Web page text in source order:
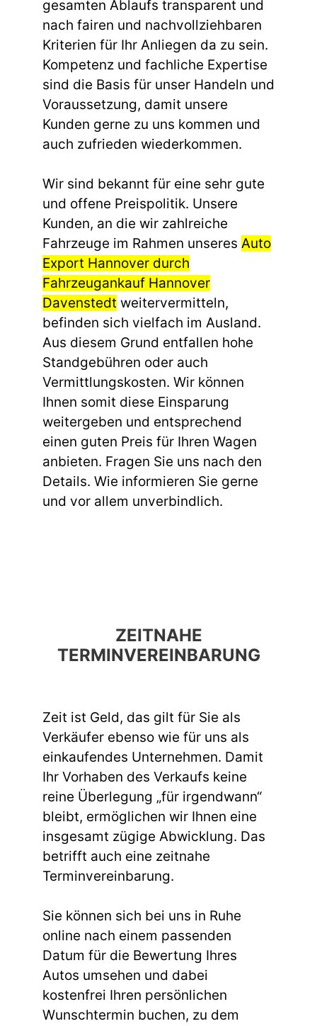
gesamten Ablaufs transparent und
nach fairen und nachvollziehbaren
Kriterien für Ihr Anliegen da zu sein.
Kompetenz und fachliche Expertise
sind die Basis für unser Handeln und
Voraussetzung, damit unsere
Kunden gerne zu uns kommen und
auch zufrieden wiederkommen.
Wir sind bekannt für eine sehr gute
und offene Preispolitik. Unsere
Kunden, an die wir zahlreiche
Fahrzeuge im Rahmen unseres Auto
Export Hannover durch
Fahrzeugankauf Hannover
Davenstedt weitervermitteln,
befinden sich vielfach im Ausland.
Aus diesem Grund entfallen hohe
Standgebühren oder auch
Vermittlungskosten. Wir können
Ihnen somit diese Einsparung
weitergeben und entsprechend
einen guten Preis für Ihren Wagen
anbieten. Fragen Sie uns nach den
Details. Wie informieren Sie gerne
und vor allem unverbindlich.
ZEITNAHE
TERMINVEREINBARUNG
Zeit ist Geld, das gilt für Sie als
Verkäufer ebenso wie für uns als
einkaufendes Unternehmen. Damit
Ihr Vorhaben des Verkaufs keine
reine Überlegung „für irgendwann“
bleibt, ermöglichen wir Ihnen eine
insgesamt zügige Abwicklung. Das
betrifft auch eine zeitnahe
Terminvereinbarung.
Sie können sich bei uns in Ruhe
online nach einem passenden
Datum für die Bewertung Ihres
Autos umsehen und dabei
kostenfrei Ihren persönlichen
Wunschtermin buchen, zu dem